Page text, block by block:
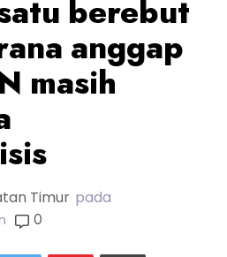
berebut
anggap
masih
Timur pada
0